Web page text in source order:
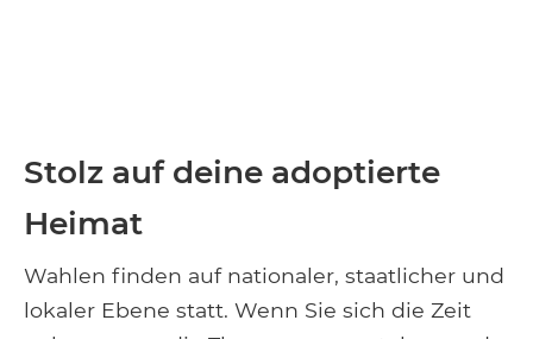
Stolz auf deine adoptierte
Heimat
Wahlen finden auf nationaler, staatlicher und
lokaler Ebene statt. Wenn Sie sich die Zeit